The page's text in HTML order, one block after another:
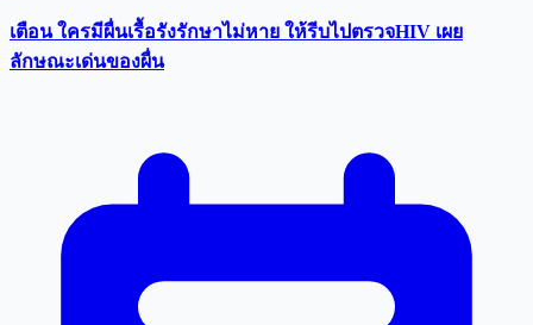
เตือน ใครมีผื่นเรื้อรังรักษาไม่หาย ให้รีบไปตรวจHIV เผย
ลักษณะเด่นของผื่น